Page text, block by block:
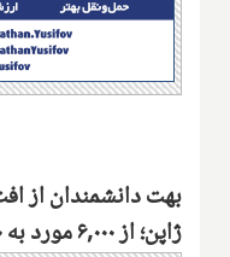
بهت دانشمندان از
ژاپن؛ از ۶,۰۰۰ مورد به ۱۰۰ مورد در توکیو